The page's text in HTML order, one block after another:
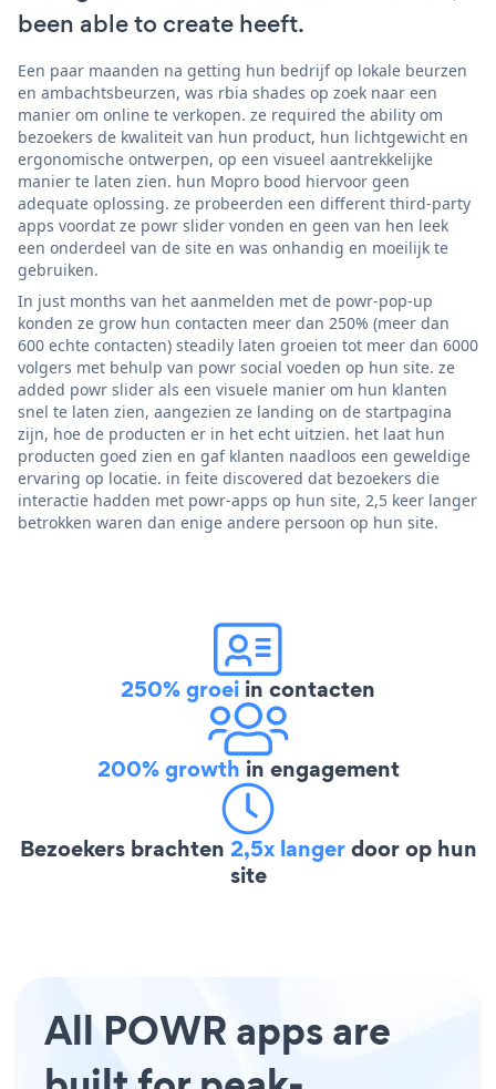
been able to create heeft.
Een paar maanden na getting hun bedrijf op lokale beurzen
en ambachtsbeurzen, was rbia shades op zoek naar een
manier om online te verkopen. ze required the ability om
bezoekers de kwaliteit van hun product, hun lichtgewicht en
ergonomische ontwerpen, op een visueel aantrekkelijke
manier te laten zien. hun Mopro bood hiervoor geen
adequate oplossing. ze probeerden een different third-party
apps voordat ze powr slider vonden en geen van hen leek
een onderdeel van de site en was onhandig en moeilijk te
gebruiken.
In just months van het aanmelden met de powr-pop-up
konden ze grow hun contacten meer dan 250% (meer dan
600 echte contacten) steadily laten groeien tot meer dan 6000
volgers met behulp van powr social voeden op hun site. ze
added powr slider als een visuele manier om hun klanten
snel te laten zien, aangezien ze landing on de startpagina
zijn, hoe de producten er in het echt uitzien. het laat hun
producten goed zien en gaf klanten naadloos een geweldige
ervaring op locatie. in feite discovered dat bezoekers die
interactie hadden met powr-apps op hun site, 2,5 keer langer
betrokken waren dan enige andere persoon op hun site.
250% groei in contacten
200% growth in engagement
Bezoekers brachten 2,5x langerdoor op hun
site
All POWR apps are